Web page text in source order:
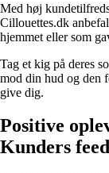
Med høj
Cillouettes.dk
hjemmet eller som
Tag et kig på deres
mod din hud og den
give dig.
Positive
Kunders